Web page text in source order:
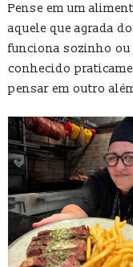
Pense em um
aquele que agrada
funciona sozinho ou
conhecido
pensar em outro